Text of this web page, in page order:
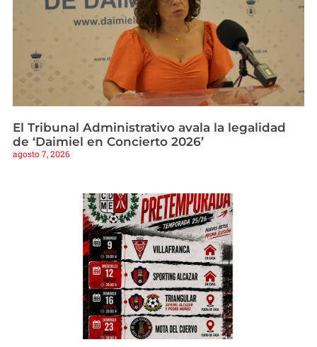
El Tribunal Administrativo avala la legalidad
de ‘Daimiel en Concierto 2026’
agosto 7, 2026